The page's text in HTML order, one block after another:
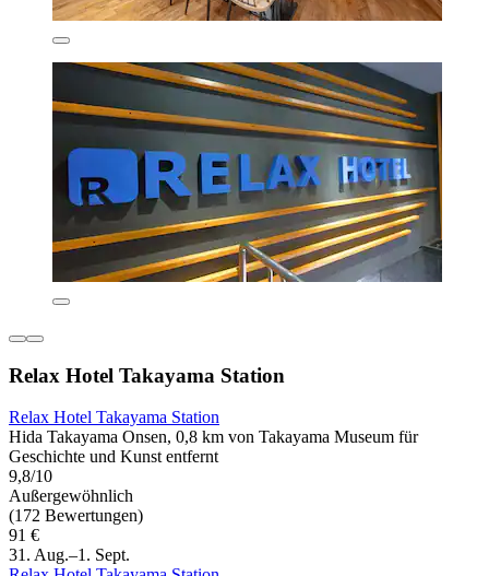
Relax Hotel Takayama Station
Relax Hotel Takayama Station
Hida Takayama Onsen, 0,8 km von Takayama Museum für
Geschichte und Kunst entfernt
9,8/10
Außergewöhnlich
(172 Bewertungen)
91 €
31. Aug.–1. Sept.